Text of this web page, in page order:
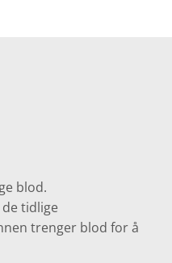
blod.
tidlige
trenger blod for å